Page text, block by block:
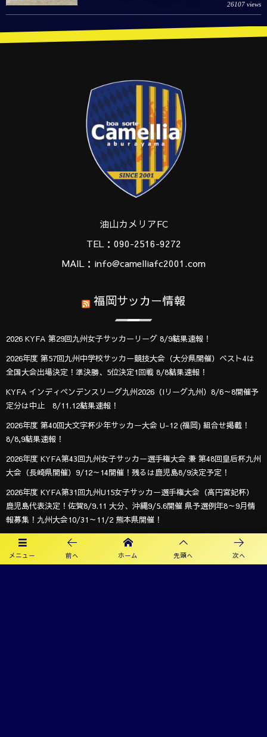
26107 views
メニュー 前へ ホーム 先頭へ 次へ
油山カメリアFC
TEL：090-2516-9272
MAIL：info@camelliafc2001.com
福岡サッカー情報
2026 KYFA 第29回九州女子サッカーリーグ 8/9結果速報！
2026年度 第57回九州中学校サッカー競技大会（大分県開催）ベスト4は
全国大会出場決定！準決勝、5位決定1回戦 8/8結果速報！
KYFA インディペンデンスリーグ九州2026（Iリーグ九州）8/6～8開催予
定分は中止 8/11.12結果速報！
2026年度 第40回大文字杯少年サッカー大会 U-12 (福岡) 組合せ掲載！
8/8,9結果速報！
2026年度 KYFA第43回九州女子サッカー選手権大会 兼 第48回皇后杯九州
大会（長崎県開催）9/12～14開催！残るは鹿児島8/9決定予定！
2026年度 KYFA第31回九州U15女子サッカー選手権大会（高円宮妃杯）
鹿児島代表決定！佐賀8/9.11 大分、沖縄9/5.6開催 県予選例年8～9月情
報募集！九州大会10/31～11/2 熊本県開催！
【九州版】都道府県トレセンメンバー2026 随時更新！情報お待ちしてい
ます！